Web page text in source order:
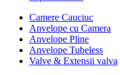
Camere Cauciuc
Anvelope cu Camera
Anvelope Pline
Anvelope Tubeless
Valve & Extensii valva